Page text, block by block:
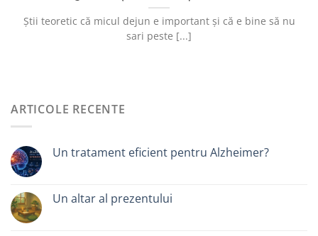
Știi teoretic că micul dejun e important și că e bine să nu
sari peste [...]
ARTICOLE RECENTE
Un tratament eficient pentru Alzheimer?
Un altar al prezentului